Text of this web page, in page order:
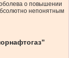
о повышении
непонятным